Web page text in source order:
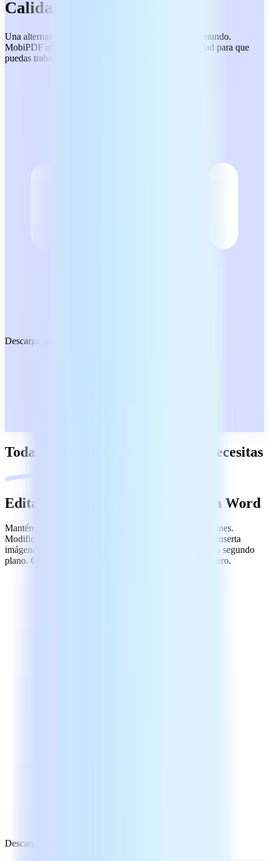
Calidad sin concesiones
Una alternativa fiable a Adobe pensada para todo el mundo.
MobiPDF ofrece resultados constantes y de alta calidad para que
puedas trabajar con confianza y sin estrés.
Descarga gratuita
Todas las herramientas PDF que necesitas
Edita y crea archivos PDF como en Word
Mantén tus tareas (y tu día) bajo control, sin complicaciones.
Modifica texto y párrafos. Personaliza estilos y fuentes. Inserta
imágenes y gíralas a tu gusto. Coloca objetos en primer o segundo
plano. Crea PDF a partir de escaneos o empieza desde cero.
Descarga gratuita